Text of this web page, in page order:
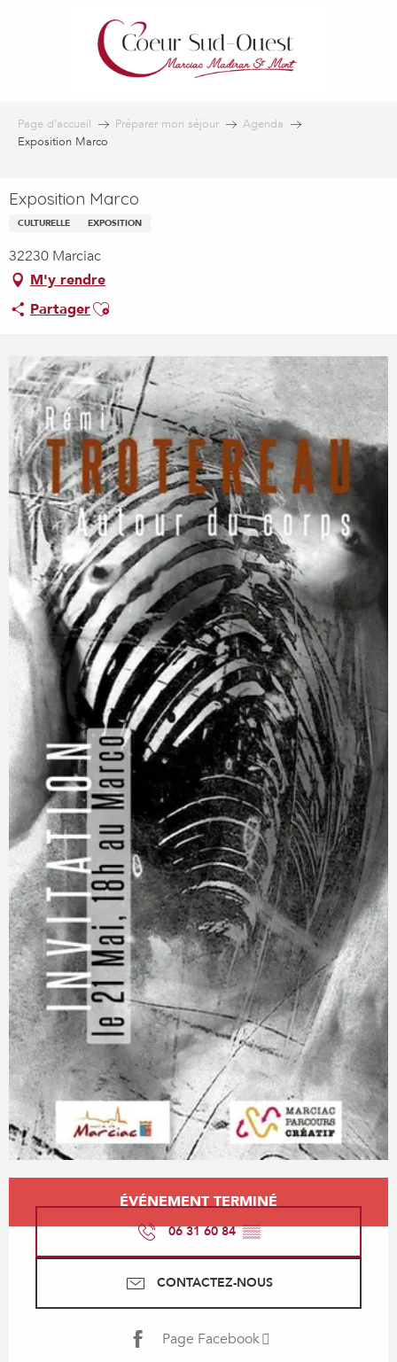
Page d’accueil Préparer mon séjour
Agenda
Exposition Marco
Exposition Marco
CULTURELLE EXPOSITION
32230 Marciac
M'y rendre
PartagerAjouter aux favoris
Ouverture et coordonnées
ÉVÉNEMENT TERMINÉ
06 31 60 84▒▒
CONTACTEZ-NOUS
Page Facebook